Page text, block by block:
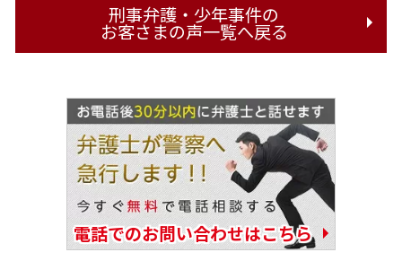
刑事弁護・少年事件の
お客さまの声一覧へ戻る
電話でのお問い合わせはこちら